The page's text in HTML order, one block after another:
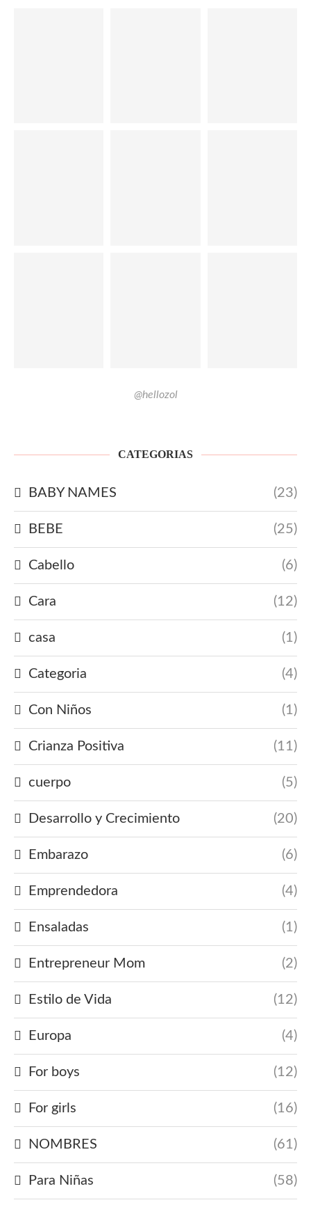
@hellozol
CATEGORIAS
BABY NAMES (23)
BEBE (25)
Cabello (6)
Cara (12)
casa (1)
Categoria (4)
Con Niños (1)
Crianza Positiva (11)
cuerpo (5)
Desarrollo y Crecimiento (20)
Embarazo (6)
Emprendedora (4)
Ensaladas (1)
Entrepreneur Mom (2)
Estilo de Vida (12)
Europa (4)
For boys (12)
For girls (16)
NOMBRES (61)
Para Niñas (58)